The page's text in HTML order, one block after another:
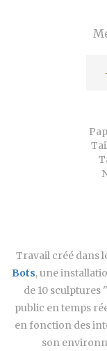
Travail créé dans
Bots, une
de 10
public en temps
en fonction des
son